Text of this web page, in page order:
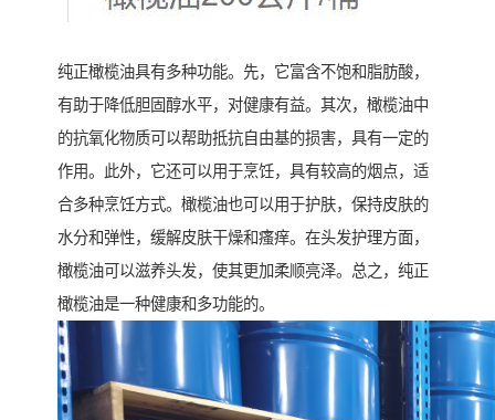
纯正橄榄油具有多种功能。先，它富含不饱和脂肪酸，
有助于降低胆固醇水平，对健康有益。其次，橄榄油中
的抗氧化物质可以帮助抵抗自由基的损害，具有一定的
作用。此外，它还可以用于烹饪，具有较高的烟点，适
合多种烹饪方式。橄榄油也可以用于护肤，保持皮肤的
水分和弹性，缓解皮肤干燥和瘙痒。在头发护理方面，
橄榄油可以滋养头发，使其更加柔顺亮泽。总之，纯正
橄榄油是一种健康和多功能的。